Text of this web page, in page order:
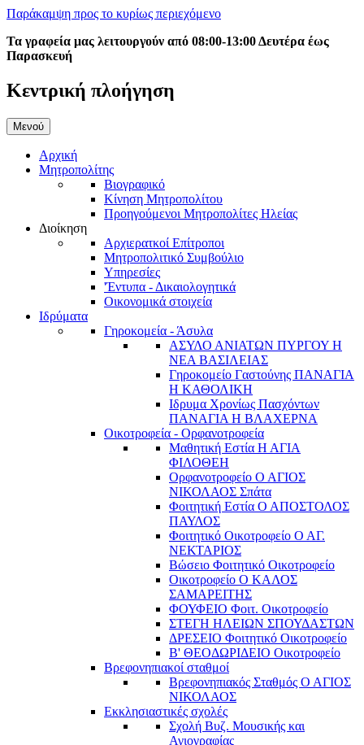
Παράκαμψη προς το κυρίως περιεχόμενο
Τα γραφεία μας λειτουργούν από 08:00-13:00 Δευτέρα έως
Παρασκευή
Κεντρική πλοήγηση
Μενού
Αρχική
Μητροπολίτης
Βιογραφικό
Κίνηση Μητροπολίτου
Προηγούμενοι Μητροπολίτες Ηλείας
Διοίκηση
Αρχιερατκοί Επίτροποι
Μητροπολιτικό Συμβούλιο
Υπηρεσίες
'Έντυπα - Δικαιολογητικά
Οικονομικά στοιχεία
Ιδρύματα
Γηροκομεία - Άσυλα
ΑΣΥΛΟ ΑΝΙΑΤΩΝ ΠΥΡΓΟΥ Η
ΝΕΑ ΒΑΣΙΛΕΙΑΣ
Γηροκομείο Γαστούνης ΠΑΝΑΓΙΑ
Η ΚΑΘΟΛΙΚΗ
Ιδρυμα Χρονίως Πασχόντων
ΠΑΝΑΓΙΑ Η ΒΛΑΧΕΡΝΑ
Οικοτροφεία - Ορφανοτροφεία
Μαθητική Εστία Η ΑΓΙΑ
ΦΙΛΟΘΕΗ
Ορφανοτροφείο Ο ΑΓΙΟΣ
ΝΙΚΟΛΑΟΣ Σπάτα
Φοιτητική Εστία Ο ΑΠΟΣΤΟΛΟΣ
ΠΑΥΛΟΣ
Φοιτητικό Οικοτροφείο Ο ΑΓ.
ΝΕΚΤΑΡΙΟΣ
Βώσειο Φοιτητικό Οικοτροφείο
Οικοτροφείο Ο ΚΑΛΟΣ
ΣΑΜΑΡΕΙΤΗΣ
ΦΟΥΦΕΙΟ Φοιτ. Οικοτροφείο
ΣΤΕΓΗ ΗΛΕΙΩΝ ΣΠΟΥΔΑΣΤΩΝ
ΔΡΕΣΕΙΟ Φοιτητικό Οικοτροφείο
Β' ΘΕΟΔΩΡΙΔΕΙΟ Οικοτροφείο
Βρεφονηπιακοί σταθμοί
Βρεφονηπιακός Σταθμός Ο ΑΓΙΟΣ
ΝΙΚΟΛΑΟΣ
Εκκλησιαστικές σχολές
Σχολή Βυζ. Μουσικής και
Αγιογραφίας